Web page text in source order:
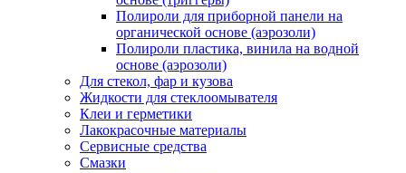
Полироли для приборной панели на
органической основе (аэрозоли)
Полироли пластика, винила на водной
основе (аэрозоли)
Для стекол, фар и кузова
Жидкости для стеклоомывателя
Клеи и герметики
Лакокрасочные материалы
Сервисные средства
Смазки